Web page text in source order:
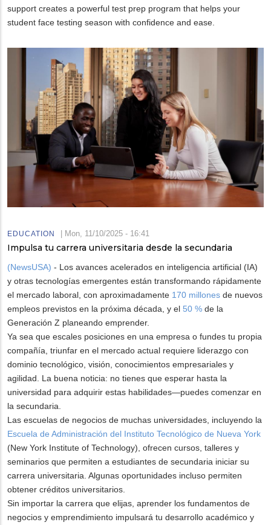
support creates a powerful test prep program that helps your
student face testing season with confidence and ease.
EDUCATION Mon, 11/10/2025 - 16:41
Impulsa tu carrera universitaria desde la secundaria
(NewsUSA) - Los avances acelerados en inteligencia artificial (IA)
y otras tecnologías emergentes están transformando rápidamente
el mercado laboral, con aproximadamente 170 millones de nuevos
empleos previstos en la próxima década, y el 50 % de la
Generación Z planeando emprender.
Ya sea que escales posiciones en una empresa o fundes tu propia
compañía, triunfar en el mercado actual requiere liderazgo con
dominio tecnológico, visión, conocimientos empresariales y
agilidad. La buena noticia: no tienes que esperar hasta la
universidad para adquirir estas habilidades—puedes comenzar en
la secundaria.
Las escuelas de negocios de muchas universidades, incluyendo la
Escuela de Administración del Instituto Tecnológico de Nueva York
(New York Institute of Technology), ofrecen cursos, talleres y
seminarios que permiten a estudiantes de secundaria iniciar su
carrera universitaria. Algunas oportunidades incluso permiten
obtener créditos universitarios.
Sin importar la carrera que elijas, aprender los fundamentos de
negocios y emprendimiento impulsará tu desarrollo académico y